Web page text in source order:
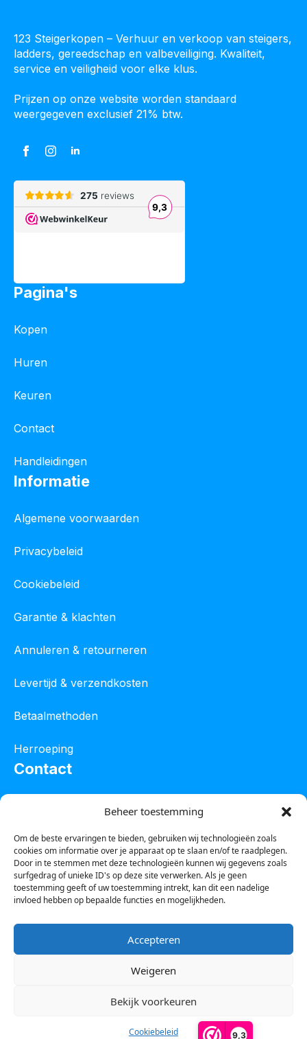
9,3
Beheer toestemming
Om de beste ervaringen te bieden, gebruiken wij technologieën zoals
cookies om informatie over je apparaat op te slaan en/of te raadplegen.
Door in te stemmen met deze technologieën kunnen wij gegevens zoals
surfgedrag of unieke ID's op deze site verwerken. Als je geen
toestemming geeft of uw toestemming intrekt, kan dit een nadelige
invloed hebben op bepaalde functies en mogelijkheden.
Accepteren
Weigeren
Bekijk voorkeuren
Cookiebeleid
123 Steigerkopen – Verhuur en verkoop van steigers,
ladders, gereedschap en valbeveiliging. Kwaliteit,
service en veiligheid voor elke klus.
Prijzen op onze website worden standaard
weergegeven exclusief 21% btw.
Pagina's
Kopen
Huren
Keuren
Contact
Handleidingen
Informatie
Algemene voorwaarden
Privacybeleid
Cookiebeleid
Garantie & klachten
Annuleren & retourneren
Levertijd & verzendkosten
Betaalmethoden
Herroeping
Contact
Tel :0850601800
Whatsapp : 0623388306
KvK leeuwarden : 61835943
BTW nr : NL001450418B86